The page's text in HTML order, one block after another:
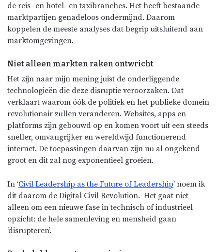
de reis- en hotel- en taxibranches. Het heeft bestaande
marktpartijen genadeloos ondermijnd. Daarom
koppelen de meeste analyses dat begrip uitsluitend aan
marktomgevingen.
Niet alleen markten raken ontwricht
Het zijn naar mijn mening juist de onderliggende
technologieën die deze disruptie veroorzaken. Dat
verklaart waarom óók de politiek en het publieke domein
revolutionair zullen veranderen. Websites, apps en
platforms zijn gebouwd op en komen voort uit een steeds
sneller, omvangrijker en wereldwijd functionerend
internet. De toepassingen daarvan zijn nu al ongekend
groot en dit zal nog exponentieel groeien.
In ‘Civil Leadership as the Future of Leadership’ noem ik
dit daarom de Digital Civil Revolution. Het gaat niet
alleen om een nieuwe fase in technisch of industrieel
opzicht: de hele samenleving en mensheid gaan
‘disrupteren’.